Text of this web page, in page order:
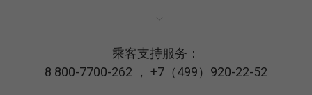
乘客支持服务：
8 800-7700-262 ， +7（499）920-22-52